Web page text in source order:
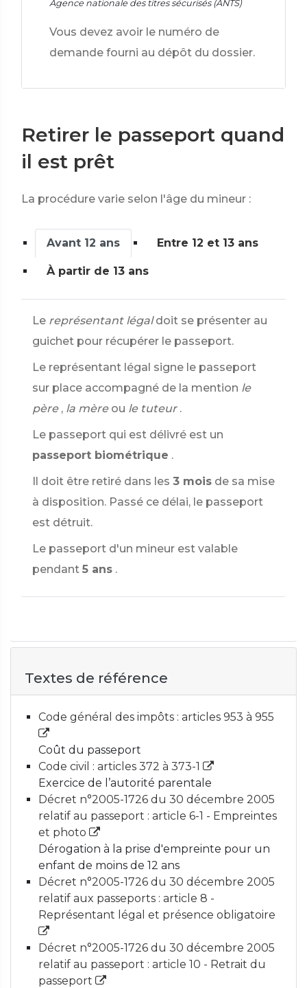
Agence nationale des titres sécurisés (ANTS)
Vous devez avoir le numéro de
demande fourni au dépôt du dossier.
Retirer le passeport quand
il est prêt
La procédure varie selon l'âge du mineur :
Avant 12 ans Entre 12 et 13 ans
À partir de 13 ans
Le représentant légal doit se présenter au
guichet pour récupérer le passeport.
Le représentant légal signe le passeport
sur place accompagné de la mention le
père , la mère ou le tuteur .
Le passeport qui est délivré est un
passeport biométrique .
Il doit être retiré dans les 3 mois de sa mise
à disposition. Passé ce délai, le passeport
est détruit.
Le passeport d'un mineur est valable
pendant 5 ans .
Textes de référence
Code général des impôts : articles 953 à 955
Coût du passeport
Code civil : articles 372 à 373-1
Exercice de l’autorité parentale
Décret n°2005-1726 du 30 décembre 2005
relatif au passeport : article 6-1 - Empreintes
et photo
Dérogation à la prise d'empreinte pour un
enfant de moins de 12 ans
Décret n°2005-1726 du 30 décembre 2005
relatif aux passeports : article 8 -
Représentant légal et présence obligatoire
Décret n°2005-1726 du 30 décembre 2005
relatif au passeport : article 10 - Retrait du
passeport